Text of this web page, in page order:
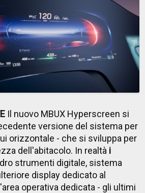
Il nuovo MBUX Hyperscreen si
versione del sistema per
orizzontale - che si sviluppa per
dell'abitacolo. In realtà i
strumenti digitale, sistema
display dedicato al
operativa dedicata - gli ultimi